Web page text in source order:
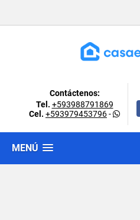
Contáctenos:
Tel. +593988791869
Cel. +593979453796-
MENÚ